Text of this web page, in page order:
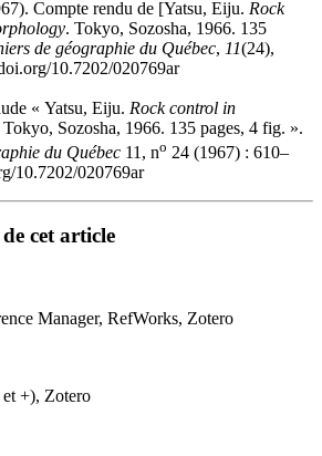
Compte rendu de [Yatsu, Eiju. Rock
. Tokyo, Sozosha, 1966. 135
de géographie du Québec, 11(24),
10.7202/020769ar
« Yatsu, Eiju. Rock control in
Tokyo, Sozosha, 1966. 135 pages, 4 fig. ».
du Québec 11, no 24 (1967) : 610–
10.7202/020769ar
cet article
Manager, RefWorks, Zotero
+), Zotero